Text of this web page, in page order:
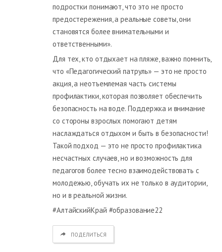
подростки понимают, что это не просто
предостережения, а реальные советы, они
становятся более внимательными и
ответственными».
Для тех, кто отдыхает на пляже, важно помнить,
что «Педагогический патруль» — это не просто
акция, а неотъемлемая часть системы
профилактики, которая позволяет обеспечить
безопасность на воде. Поддержка и внимание
со стороны взрослых помогают детям
наслаждаться отдыхом и быть в безопасности!
Такой подход — это не просто профилактика
несчастных случаев, но и возможность для
педагогов более тесно взаимодействовать с
молодежью, обучать их не только в аудитории,
но и в реальной жизни.
#АлтайскийКрай #образование22
ПОДЕЛИТЬСЯ